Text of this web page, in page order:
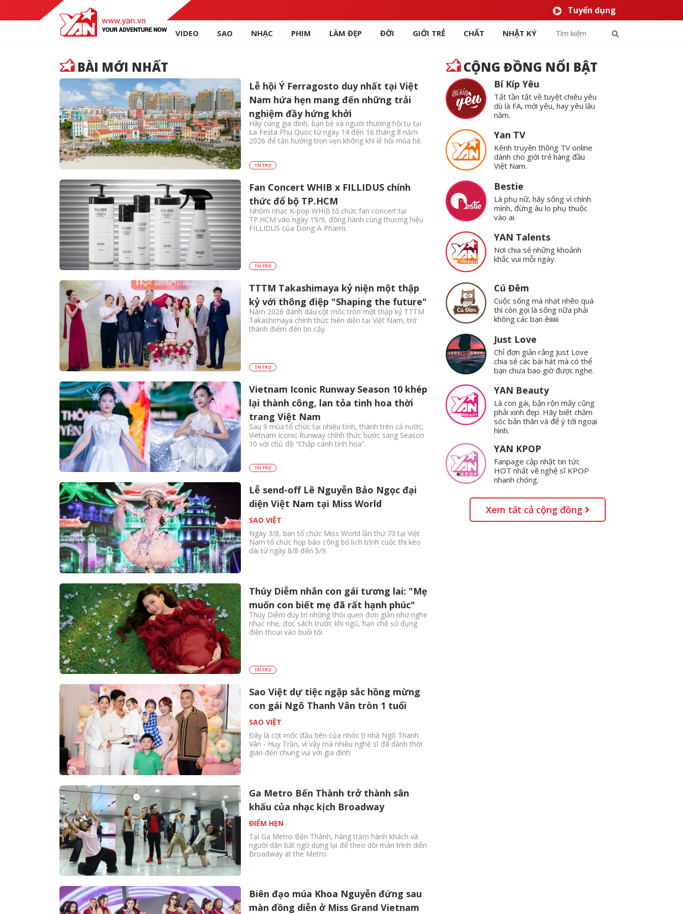
Tuyển dụng
VIDEO SAO NHẠC PHIM LÀM ĐẸP ĐỜI GIỚI TRẺ CHẤT NHẬT KÝ
BÀI MỚI NHẤT
Lễ hội Ý Ferragosto duy nhất tại Việt
Nam hứa hẹn mang đến những trải
nghiệm đầy hứng khởi
Hãy cùng gia đình, bạn bè và người thương hội tụ tại
La Festa Phu Quoc từ ngày 14 đến 16 tháng 8 năm
2026 để tận hưởng trọn vẹn không khí lễ hội mùa hè.
TÀI TRỢ
Fan Concert WHIB x FILLIDUS chính
thức đổ bộ TP.HCM
Nhóm nhạc K-pop WHIB tổ chức fan concert tại
TP.HCM vào ngày 19/9, đồng hành cùng thương hiệu
FILLIDUS của Dong-A Pharm.
TÀI TRỢ
TTTM Takashimaya kỷ niện một thập
kỷ với thông điệp "Shaping the future"
Năm 2026 đánh dấu cột mốc tròn một thập kỷ TTTM
Takashimaya chính thức hiện diện tại Việt Nam, trở
thành điểm đến tin cậy.
TÀI TRỢ
Vietnam Iconic Runway Season 10 khép
lại thành công, lan tỏa tinh hoa thời
trang Việt Nam
Sau 9 mùa tổ chức tại nhiều tỉnh, thành trên cả nước,
Vietnam Iconic Runway chính thức bước sang Season
10 với chủ đề “Chắp cánh tinh hoa”.
TÀI TRỢ
Lễ send-off Lê Nguyễn Bảo Ngọc đại
diện Việt Nam tại Miss World
SAO VIỆT
Ngày 3/8, ban tổ chức Miss World lần thứ 73 tại Việt
Nam tổ chức họp báo công bố lịch trình cuộc thi kéo
dài từ ngày 8/8 đến 5/9.
Thúy Diễm nhắn con gái tương lai: "Mẹ
muốn con biết mẹ đã rất hạnh phúc"
Thúy Diễm duy trì những thói quen đơn giản như nghe
nhạc nhẹ, đọc sách trước khi ngủ, hạn chế sử dụng
điện thoại vào buổi tối.
TÀI TRỢ
Sao Việt dự tiệc ngập sắc hồng mừng
con gái Ngô Thanh Vân tròn 1 tuổi
SAO VIỆT
Đây là cột mốc đầu tiên của nhóc tì nhà Ngô Thanh
Vân - Huy Trần, vì vậy mà nhiều nghệ sĩ đã dành thời
gian đến chung vui với gia đình.
Ga Metro Bến Thành trở thành sân
khấu của nhạc kịch Broadway
ĐIỂM HẸN
Tại Ga Metro Bến Thành, hàng trăm hành khách và
người dân bất ngờ dừng lại để theo dõi màn trình diễn
Broadway at the Metro.
Biên đạo múa Khoa Nguyễn đứng sau
màn đồng diễn ở Miss Grand Vietnam
CỘNG ĐỒNG NỔI BẬT
Bí Kíp Yêu
Tất tần tật về tuyệt chiêu yêu
dù là FA, mới yêu, hay yêu lâu
năm.
Yan TV
Kênh truyền thông TV online
dành cho giới trẻ hàng đầu
Việt Nam.
Bestie
Là phụ nữ, hãy sống vì chính
mình, đừng âu lo phụ thuộc
vào ai.
YAN Talents
Nơi chia sẻ những khoảnh
khắc vui mỗi ngày.
Cú Đêm
Cuộc sống mà nhạt nhẽo quá
thì còn gọi là sống nữa phải
không các bạn êiiiiii
Just Love
Chỉ đơn giản rằng Just Love
chia sẻ các bài hát mà có thể
bạn chưa bao giờ được nghe.
YAN Beauty
Là con gái, bận rộn mấy cũng
phải xinh đẹp. Hãy biết chăm
sóc bản thân và để ý tới ngoại
hình.
YAN KPOP
Fanpage cập nhật tin tức
HOT nhất về nghệ sĩ KPOP
nhanh chóng.
Xem tất cả cộng đồng